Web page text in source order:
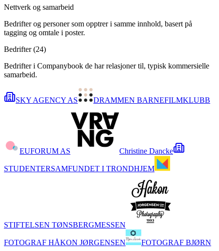
Nettverk og samarbeid
Bedrifter og personer som opptrer i samme innhold, basert på
tagging og omtale i poster.
Bedrifter (24)
Bedrifter i Companybook de har relasjoner til, typisk kommersielle
samarbeid.
SKY AGENCY AS DRAMMEN BARNEFILMKLUBB
EUFORUM AS Christine Dancke
STUDENTERSAMFUNDET I TRONDHJEM
STIFTELSEN TØNSBERGMESSEN
FOTOGRAF HÅKON JØRGENSEN FOTOGRAF BJØRN